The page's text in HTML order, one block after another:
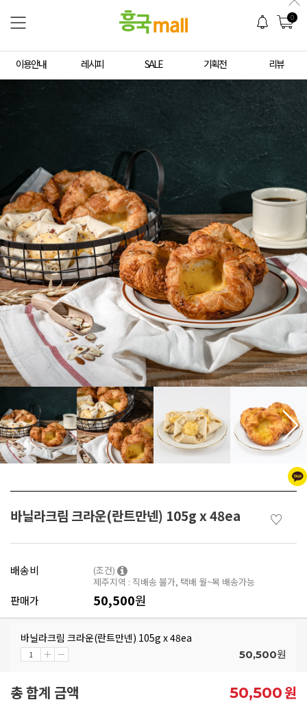
0
이용안내 레시피 SALE 기획전 리뷰
바닐라크림 크라운(란트만넨) 105g x 48ea ♡
배송비
(조건)
제주지역 : 직배송 불가, 택배 월~목 배송가능
판매가 50,500원
바닐라크림 크라운(란트만넨) 105g x 48ea
50,500원
총 합계 금액 50,500원